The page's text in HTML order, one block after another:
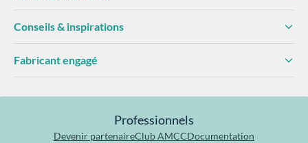
Conseils & inspirations
Fabricant engagé
Professionnels
Devenir partenaireClub AMCCDocumentation